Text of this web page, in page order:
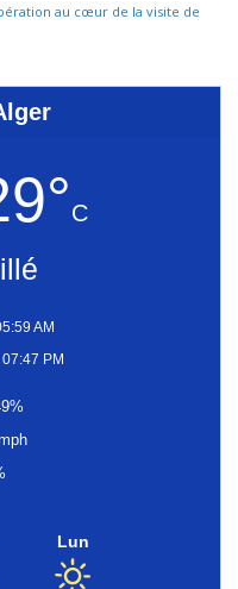
au cœur de la visite de
C
AM
PM
Lun